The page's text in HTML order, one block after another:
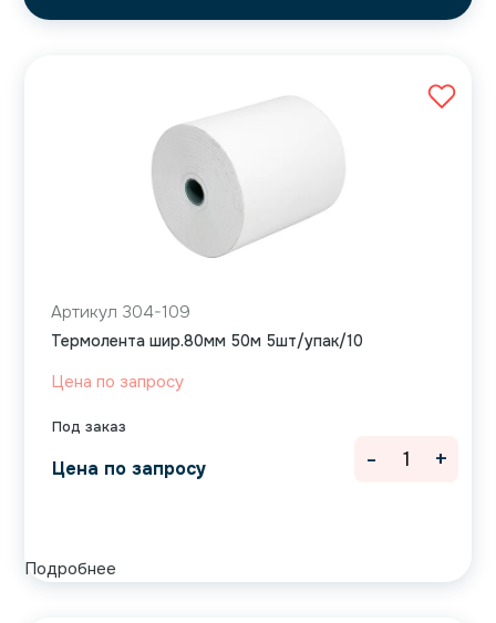
Под заказ
Артикул 304-109
Термолента шир.80мм 50м 5шт/упак/10
Цена по запросу
Цена по запросу
Подробнее
- +